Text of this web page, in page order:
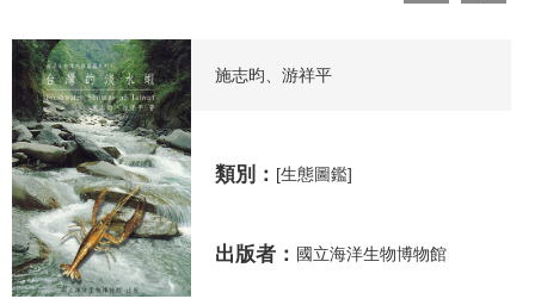
施志昀、游祥平
類別： [生態圖鑑]
出版者： 國立海洋生物博物館